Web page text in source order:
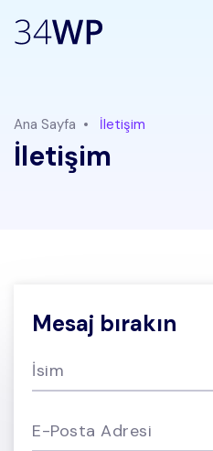
Ana Sayfa İletişim
İletişim
Mesaj bırakın
İsim
E-Posta Adresi